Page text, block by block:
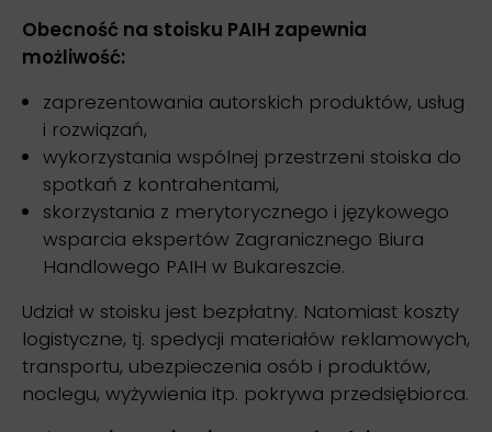
Obecność na stoisku PAIH zapewnia
możliwość:
zaprezentowania autorskich produktów, usług
i rozwiązań,
wykorzystania wspólnej przestrzeni stoiska do
spotkań z kontrahentami,
skorzystania z merytorycznego i językowego
wsparcia ekspertów Zagranicznego Biura
Handlowego PAIH w Bukareszcie.
Udział w stoisku jest bezpłatny. Natomiast koszty
logistyczne, tj. spedycji materiałów reklamowych,
transportu, ubezpieczenia osób i produktów,
noclegu, wyżywienia itp. pokrywa przedsiębiorca.